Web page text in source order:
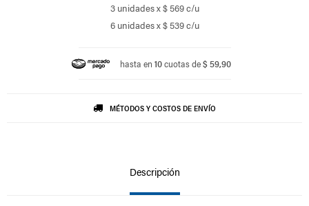
3 unidades x $ 569 c/u
6 unidades x $ 539 c/u
hasta en 10cuotas de$ 59,90
MÉTODOS Y COSTOS DE ENVÍO
Descripción